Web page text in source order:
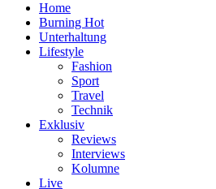
Home
Burning Hot
Unterhaltung
Lifestyle
Fashion
Sport
Travel
Technik
Exklusiv
Reviews
Interviews
Kolumne
Live